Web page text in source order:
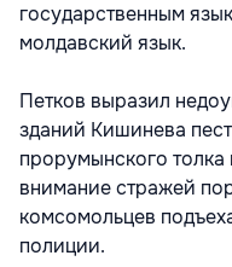
государственным
молдавский язык.
Петков выразил
зданий Кишинева
прорумынского толка
внимание стражей
комсомольцев
полиции.